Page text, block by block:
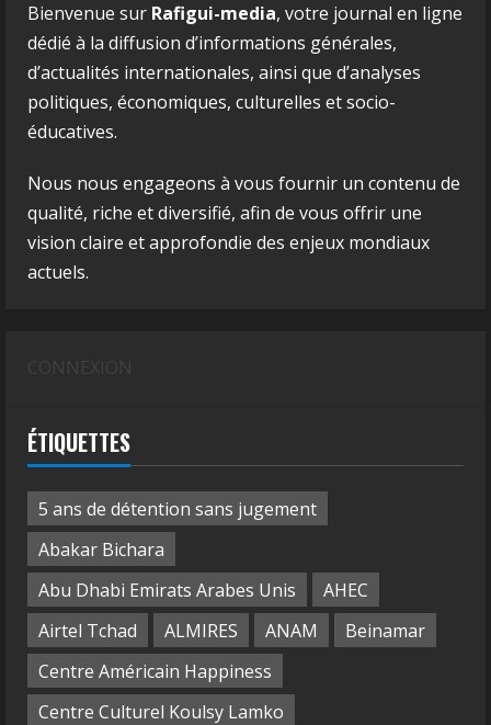
Bienvenue sur Rafigui-media, votre journal en ligne
dédié à la diffusion d’informations générales,
d’actualités internationales, ainsi que d’analyses
politiques, économiques, culturelles et socio-
éducatives.
Nous nous engageons à vous fournir un contenu de
qualité, riche et diversifié, afin de vous offrir une
vision claire et approfondie des enjeux mondiaux
actuels.
ÉTIQUETTES
5 ans de détention sans jugement
Abakar Bichara
Abu Dhabi Emirats Arabes Unis
AHEC
Airtel Tchad
ALMIRES ANAM
Beinamar
Centre Américain Happiness
Centre Culturel Koulsy Lamko